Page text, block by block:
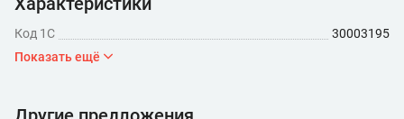
Код 1С
30003195
Показать ещё